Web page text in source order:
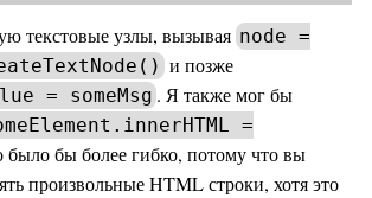
текстовые узлы, вызывая node =
и позже
= someMsg . Я также мог бы
=
было бы более гибко, потому что вы
произвольные HTML строки, хотя это